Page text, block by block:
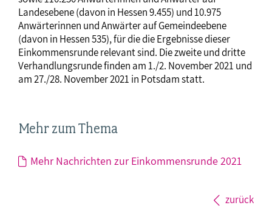
Landesebene (davon in Hessen 9.455) und 10.975
Anwärterinnen und Anwärter auf Gemeindeebene
(davon in Hessen 535), für die die Ergebnisse dieser
Einkommensrunde relevant sind. Die zweite und dritte
Verhandlungsrunde finden am 1./2. November 2021 und
am 27./28. November 2021 in Potsdam statt.
Mehr zum Thema
Mehr Nachrichten zur Einkommensrunde 2021
zurück